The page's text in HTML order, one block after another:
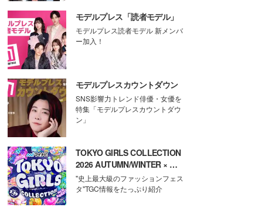
モデルプレス「読者モデル」
モデルプレス読者モデル 新メンバ
ー加入！
モデルプレスカウントダウン
SNS影響力トレンド俳優・女優を
特集「モデルプレスカウントダウ
ン」
TOKYO GIRLS COLLECTION
2026 AUTUMN/WINTER × モ
デルプレス
"史上最大級のファッションフェス
タ"TGC情報をたっぷり紹介